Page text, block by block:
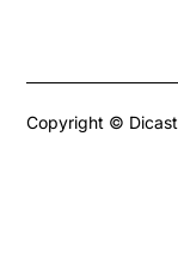
Copyright ©